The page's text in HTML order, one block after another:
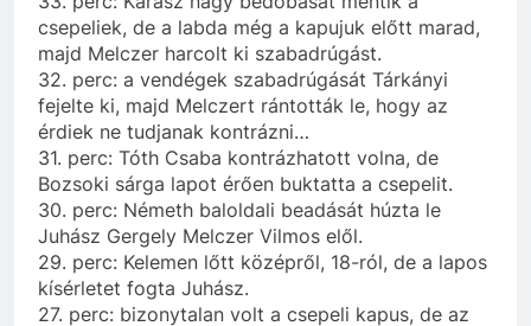
csepeliek, de a labda még a kapujuk előtt marad,
majd Melczer harcolt ki szabadrúgást.
32. perc: a vendégek szabadrúgását Tárkányi
fejelte ki, majd Melczert rántották le, hogy az
érdiek ne tudjanak kontrázni…
31. perc: Tóth Csaba kontrázhatott volna, de
Bozsoki sárga lapot érően buktatta a csepelit.
30. perc: Németh baloldali beadását húzta le
Juhász Gergely Melczer Vilmos elől.
29. perc: Kelemen lőtt középről, 18-ról, de a lapos
kísérletet fogta Juhász.
27. perc: bizonytalan volt a csepeli kapus, de az